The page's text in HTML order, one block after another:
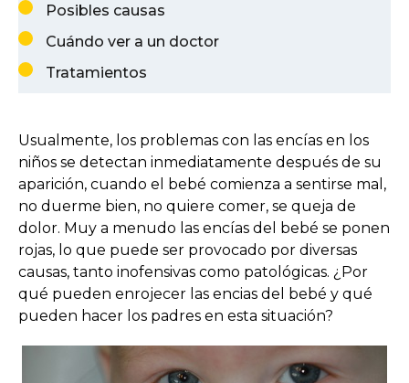
Posibles causas
Cuándo ver a un doctor
Tratamientos
Usualmente, los problemas con las encías en los
niños se detectan inmediatamente después de su
aparición, cuando el bebé comienza a sentirse mal,
no duerme bien, no quiere comer, se queja de
dolor. Muy a menudo las encías del bebé se ponen
rojas, lo que puede ser provocado por diversas
causas, tanto inofensivas como patológicas. ¿Por
qué pueden enrojecer las encias del bebé y qué
pueden hacer los padres en esta situación?